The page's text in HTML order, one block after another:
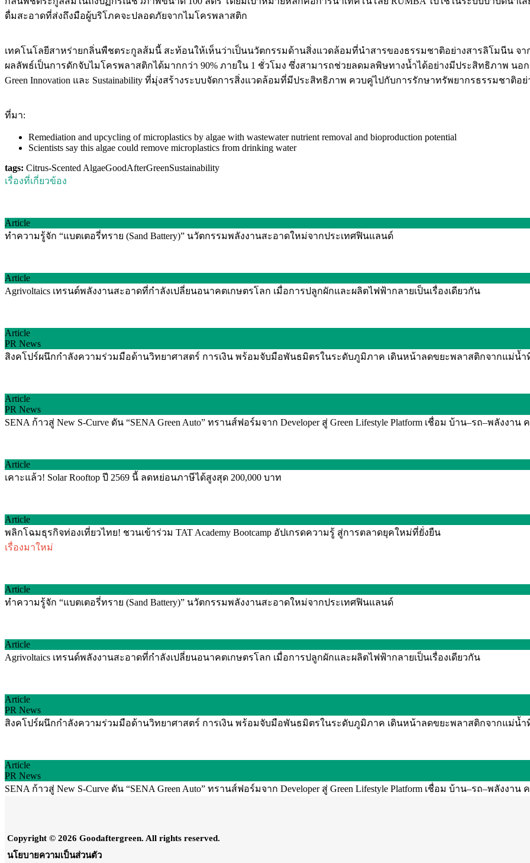
ดื่มสะอาดที่ส่งถึงมือผู้บริโภคจะปลอดภัยจากไมโครพลาสติก
เทคโนโลยีสาหร่ายกลิ่นพืชตระกูลส้มนี้ สะท้อนให้เห็นว่าเป็นนวัตกรรมด้านสิ่งแวดล้อมที่นำสารของธรรมชาติอย่างสารลิโมนีน จ
ผลลัพธ์เป็นการดักจับไมโครพลาสติกได้มากกว่า 90% ภายใน 1 ชั่วโมง ซึ่งสามารถช่วยลดมลพิษทางน้ำได้อย่างมีประสิทธิภาพ น
Green Innovation และ Sustainability ที่มุ่งสร้างระบบจัดการสิ่งแวดล้อมที่มีประสิทธิภาพ ควบคู่ไปกับการรักษาทรัพยากรธรรมชาติอ
ที่มา:
Remediation and upcycling of microplastics by algae with wastewater nutrient removal and bioproduction potential
Scientists say this algae could remove microplastics from drinking water
tags: Citrus-Scented AlgaeGoodAfterGreenSustainability
เรื่องที่เกี่ยวข้อง
Article
ทำความรู้จัก “แบตเตอรี่ทราย (Sand Battery)” นวัตกรรมพลังงานสะอาดใหม่จากประเทศฟินแลนด์
Article
Agrivoltaics เทรนด์พลังงานสะอาดที่กำลังเปลี่ยนอนาคตเกษตรโลก เมื่อการปลูกผักและผลิตไฟฟ้ากลายเป็นเรื่องเดียวกัน
Article
PR News
สิงคโปร์ผนึกกำลังความร่วมมือด้านวิทยาศาสตร์ การเงิน พร้อมจับมือพันธมิตรในระดับภูมิภาค เดินหน้าลดขยะพลาสติกจากแม่น้ำ
Article
PR News
SENA ก้าวสู่ New S-Curve ดัน “SENA Green Auto” ทรานส์ฟอร์มจาก Developer สู่ Green Lifestyle Platform เชื่อม บ้าน–รถ–พลังงาน
Article
เคาะแล้ว! Solar Rooftop ปี 2569 นี้ ลดหย่อนภาษีได้สูงสุด 200,000 บาท
Article
พลิกโฉมธุรกิจท่องเที่ยวไทย! ชวนเข้าร่วม TAT Academy Bootcamp อัปเกรดความรู้ สู่การตลาดยุคใหม่ที่ยั่งยืน
เรื่องมาใหม่
Article
ทำความรู้จัก “แบตเตอรี่ทราย (Sand Battery)” นวัตกรรมพลังงานสะอาดใหม่จากประเทศฟินแลนด์
Article
Agrivoltaics เทรนด์พลังงานสะอาดที่กำลังเปลี่ยนอนาคตเกษตรโลก เมื่อการปลูกผักและผลิตไฟฟ้ากลายเป็นเรื่องเดียวกัน
Article
PR News
สิงคโปร์ผนึกกำลังความร่วมมือด้านวิทยาศาสตร์ การเงิน พร้อมจับมือพันธมิตรในระดับภูมิภาค เดินหน้าลดขยะพลาสติกจากแม่น้ำ
Article
PR News
SENA ก้าวสู่ New S-Curve ดัน “SENA Green Auto” ทรานส์ฟอร์มจาก Developer สู่ Green Lifestyle Platform เชื่อม บ้าน–รถ–พลังงาน
Copyright © 2026 Goodaftergreen. All rights reserved.
นโยบายความเป็นส่วนตัว